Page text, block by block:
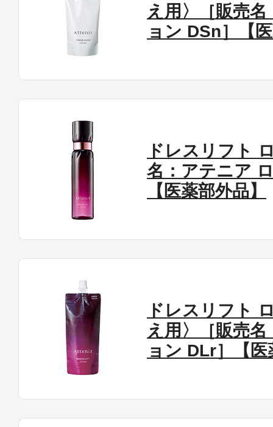
え用〉［販売
ョン DSn］【
ドレスリフト
名：アテニア
【医薬部外品】
ドレスリフト
え用〉［販売
ョン DLr］【